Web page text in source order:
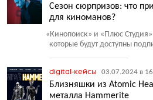
Сезон сюрпризов: что
для киноманов?
«Кинопоиск» и «Плюс
которые будут доступны
digital-кейсы 03.07.2024 в
Близняшки из Atomic
металла Hammerite